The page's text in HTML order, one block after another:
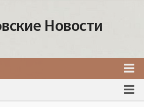
Новости